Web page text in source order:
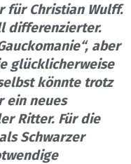
für Christian Wulff.
differenzierter.
aber
glücklicherweise
könnte trotz
ein neues
Ritter. Für die
Schwarzer